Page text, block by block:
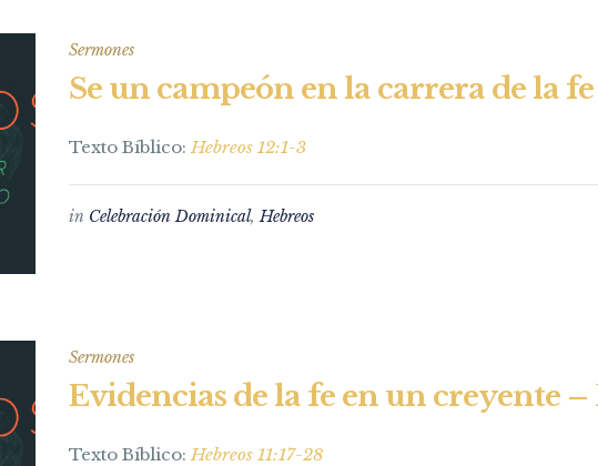
Sermones
Se un campeón en la carrera de la fe
Texto Bíblico:Hebreos 12:1-3
in Celebración Dominical,Hebreos
Sermones
Evidencias de la fe en un creyente –
Texto Bíblico: Hebreos 11:17-28